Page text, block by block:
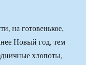
на готовенькое,
Новый год, тем
хлопоты,